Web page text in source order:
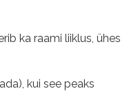
ka raami liiklus, ühes
kui see peaks